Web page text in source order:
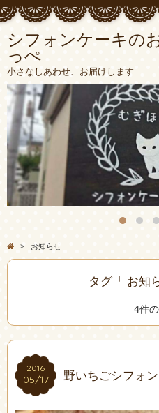
シフォンケーキの
っぺ
小さなしあわせ、お届けします
> お知らせ
タグ「 お知
4件
2016
05/17
2016
05/17 野いちごシフォ